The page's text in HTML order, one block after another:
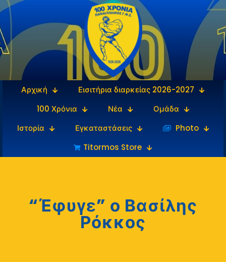
Αρχική
Εισιτήρια διαρκείας 2026-2027
100 Χρόνια
Νέα
Ομάδα
Ιστορία
Εγκαταστάσεις
‎‏‏‎ ‎Photo
Titormos Store
“Έφυγε” ο Βασίλης
Ρόκκος